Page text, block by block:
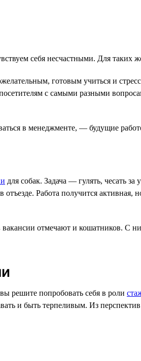
себя несчастными. Для таких
готовым учиться и
с самыми разными
в менеджменте, — будущие
для собак. Задача — гулять, чесать
Работа получится активная,
отмечают и кошатников. С
решите попробовать себя в роли
и быть терпеливым. Из